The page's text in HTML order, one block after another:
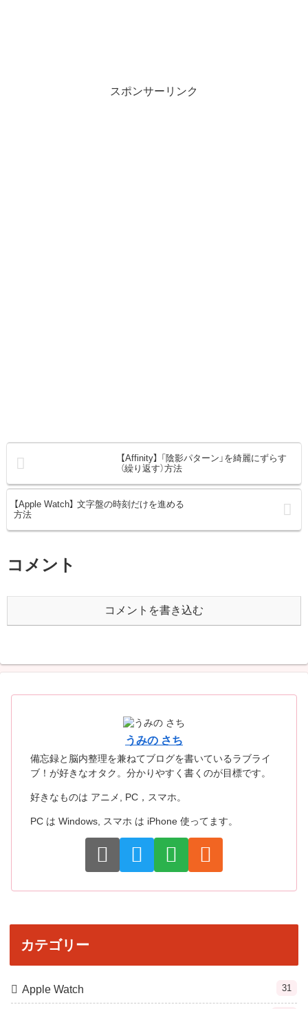
スポンサーリンク
【Affinity】 「陰影パターン」を綺麗にずらす
（繰り返す）方法
【Apple Watch】 文字盤の時刻だけを進める
方法
コメント
コメントを書き込む
うみの さち
備忘録と脳内整理を兼ねてブログを書いているラブライ
ブ！が好きなオタク。分かりやすく書くのが目標です。
好きなものは アニメ, PC，スマホ。
PC は Windows, スマホ は iPhone 使ってます。
カテゴリー
Apple Watch 31